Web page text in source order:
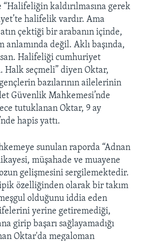
kaldırılmasına gerek
halifelik vardır. Ama
çektiği bir arabanın içinde,
anlamında değil. Aklı başında,
Halifeliği cumhuriyet
Halk seçmeli” diyen Oktar,
bazılarının ailelerinin
Güvenlik Mahkemesi’nde
tutuklanan Oktar, 9 ay
hapis yattı.
sunulan raporda “Adnan
müşahade ve muayene
gelişmesini sergilemektedir.
özelliğinden olarak bir takım
olduğunu iddia eden
yerine getiremediği,
girip başarı sağlayamadığı
Oktar'da megaloman